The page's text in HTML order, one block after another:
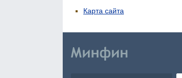
Карта сайта